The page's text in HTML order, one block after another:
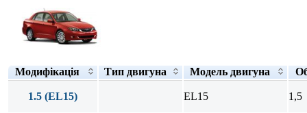
Модифікація Тип двигуна Модель двигуна
1.5 (EL15) EL15 1,5